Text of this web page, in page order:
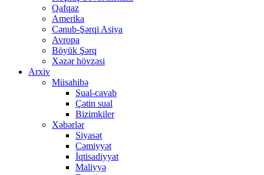
Qafqaz
Amerika
Cənub-Şərqi Asiya
Avropa
Böyük Şərq
Xəzər hövzəsi
Arxiv
Müsahibə
Sual-cavab
Çətin sual
Bizimkiler
Xəbərlər
Siyasət
Cəmiyyət
İqtisadiyyat
Maliyyə